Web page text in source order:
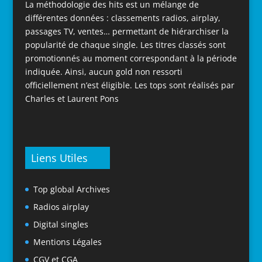
La méthodologie des hits est un mélange de
différentes données : classements radios, airplay,
passages TV, ventes… permettant de hiérarchiser la
popularité de chaque single. Les titres classés sont
promotionnés au moment correspondant à la période
indiquée. Ainsi, aucun gold non ressorti
officiellement n’est éligible. Les tops sont réalisés par
Charles et Laurent Pons
Liens Utiles
Top global Archives
Radios airplay
Digital singles
Mentions Légales
CGV et CGA